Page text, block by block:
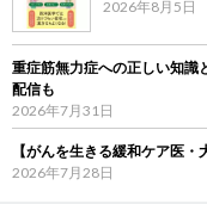
2026年8月5日
重症筋無力症への正しい知
配信も
2026年7月31日
【がんを生きる緩和ケア医
2026年7月28日